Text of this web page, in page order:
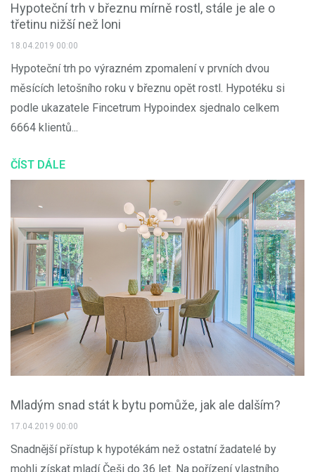
Hypoteční trh v březnu mírně rostl, stále je ale o
třetinu nižší než loni
18.04.2019 00:00
Hypoteční trh po výrazném zpomalení v prvních dvou
měsících letošního roku v březnu opět rostl. Hypotéku si
podle ukazatele Fincetrum Hypoindex sjednalo celkem
6664 klientů...
ČÍST DÁLE
Mladým snad stát k bytu pomůže, jak ale dalším?
17.04.2019 00:00
Snadnější přístup k hypotékám než ostatní žadatelé by
mohli získat mladí Češi do 36 let. Na pořízení vlastního